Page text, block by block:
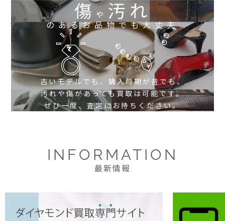
傷や 汚れ
のあるお品物でも大丈夫
古いモデルでも、購入時期が昔でも、
汚れや傷があっても買取は可能です。
ぜひ一度、査定にお持ちください。
INFORMATION
最新情報